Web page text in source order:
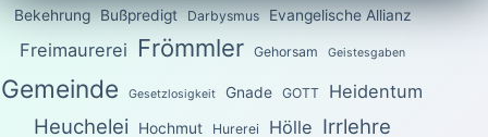
Bekehrung Bußpredigt Darbysmus Evangelische Allianz
Freimaurerei Frömmler Gehorsam Geistesgaben
Gemeinde Gesetzlosigkeit Gnade GOTT Heidentum
Heuchelei Hochmut Hurerei Hölle Irrlehre